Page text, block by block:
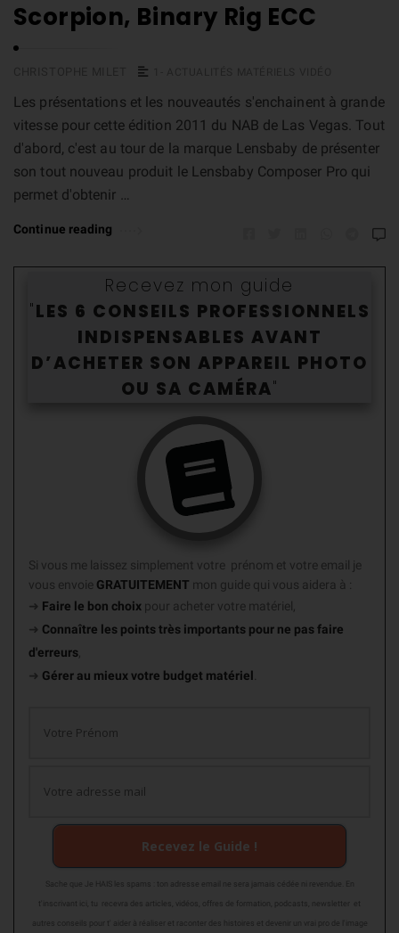
Scorpion, Binary Rig ECC
Les présentations et les nouveautés s'enchainent à grande
vitesse pour cette édition 2011 du NAB de Las Vegas. Tout
d'abord, c'est au tour de la marque Lensbaby de présenter
son tout nouveau produit le Lensbaby Composer Pro qui
permet d'obtenir …
Continue reading
Recevez mon guide
"LES 6 CONSEILS PROFESSIONNELS
INDISPENSABLES AVANT
D’ACHETER SON APPAREIL PHOTO
OU SA CAMÉRA"
Si vous me laissez simplement votre prénom et votre email je
vous envoie GRATUITEMENT mon guide qui vous aidera à :
➜ Faire le bon choix pour acheter votre matériel,
➜ Connaître les points très importants pour ne pas faire
d'erreurs,
➜ Gérer au mieux votre budget matériel .
Recevez le Guide !
Sache que Je HAIS les spams : ton adresse email ne sera jamais cédée ni revendue. En
t'inscrivant ici, tu recevra des articles, vidéos, offres de formation, podcasts, newsletter et
autres conseils pour t' aider à réaliser et raconter des histoires et devenir un vrai pro de l'image